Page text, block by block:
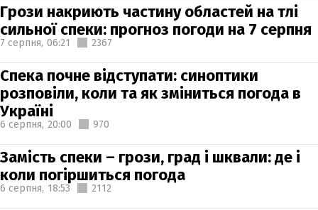
Грози накриють частину областей на тлі
сильної спеки: прогноз погоди на 7 серпня
7 серпня, 06:21 2367
Спека почне відступати: синоптики
розповіли, коли та як зміниться погода в
Україні
6 серпня, 20:00 970
Замість спеки – грози, град і шквали: де і
коли погіршиться погода
6 серпня, 18:53 2112